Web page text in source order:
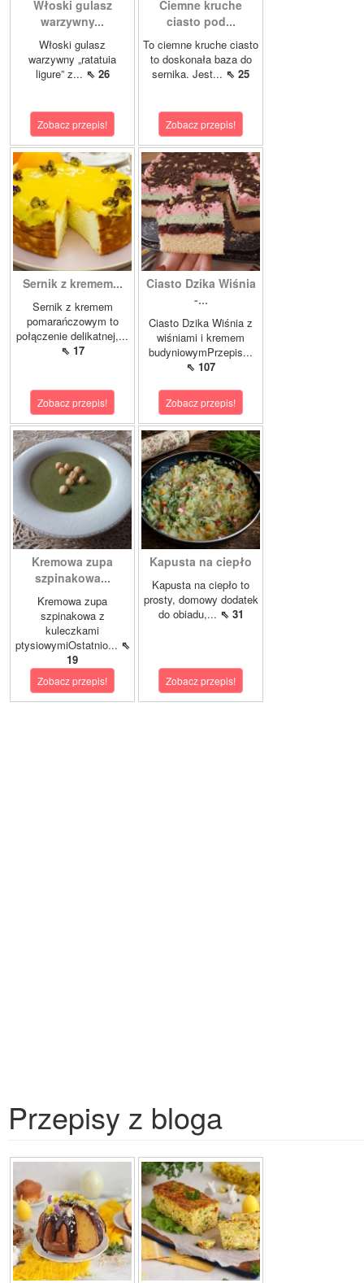
Włoski gulasz
warzywny...
Włoski gulasz
warzywny „ratatuia
ligure” z... ⇖ 26
Zobacz przepis!
Ciemne kruche
ciasto pod...
To ciemne kruche ciasto
to doskonała baza do
sernika. Jest... ⇖ 25
Zobacz przepis!
Sernik z kremem...
Sernik z kremem
pomarańczowym to
połączenie delikatnej,...
⇖ 17
Zobacz przepis!
Ciasto Dzika Wiśnia
-...
Ciasto Dzika Wiśnia z
wiśniami i kremem
budyniowymPrzepis...
⇖ 107
Zobacz przepis!
Kremowa zupa
szpinakowa...
Kremowa zupa
szpinakowa z
kuleczkami
ptysiowymiOstatnio... ⇖
19
Zobacz przepis!
Kapusta na ciepło
Kapusta na ciepło to
prosty, domowy dodatek
do obiadu,... ⇖ 31
Zobacz przepis!
Przepisy z bloga